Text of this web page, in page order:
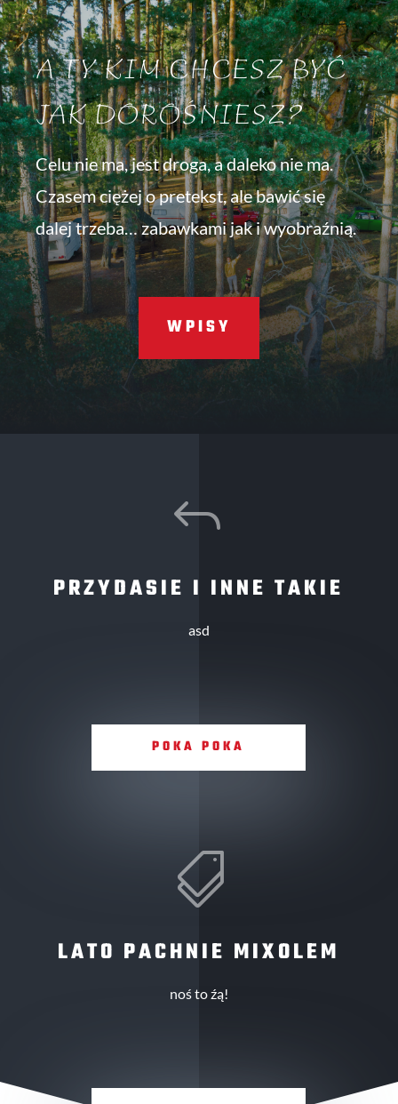
A TY KIM CHCESZ BYĆ
JAK DOROŚNIESZ?
Celu nie ma, jest droga, a daleko nie ma.
Czasem ciężej o pretekst, ale bawić się
dalej trzeba… zabawkami jak i wyobraźnią.
WPISY
J
PRZYDASIE I INNE TAKIE
asd
POKA POKA

LATO PACHNIE MIXOLEM
noś to źą!